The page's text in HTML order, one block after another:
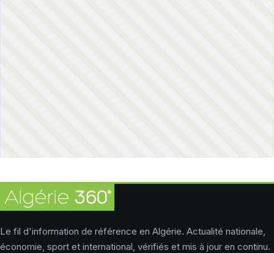
Le fil d'information de référence en Algérie. Actualité nationale,
économie, sport et international, vérifiés et mis à jour en continu.